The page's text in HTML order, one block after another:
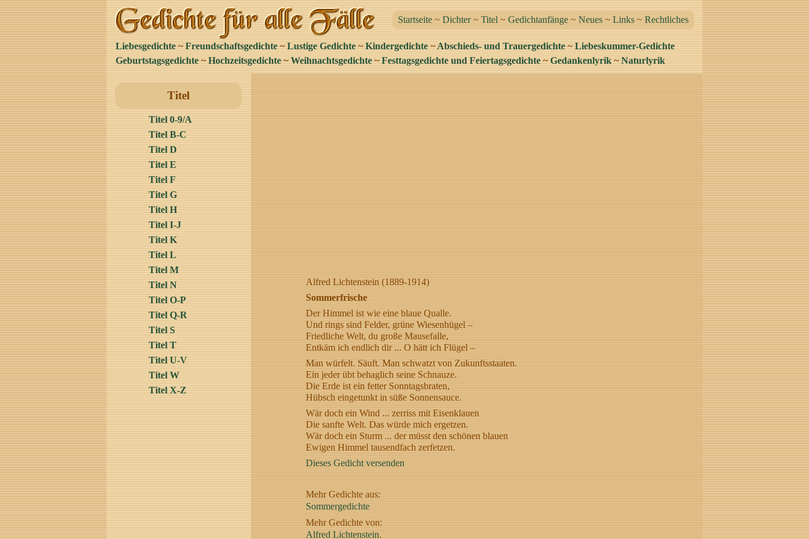
Startseite ~ Dichter~ Titel ~ Gedichtanfänge ~ Neues ~ Links ~ Rechtliches
Liebesgedichte ~ Freundschaftsgedichte ~ Lustige Gedichte ~ Kindergedichte ~ Abschieds- und Trauergedichte ~ Liebeskummer-Gedichte
Geburtstagsgedichte ~ Hochzeitsgedichte ~ Weihnachtsgedichte ~ Festtagsgedichte und Feiertagsgedichte ~ Gedankenlyrik ~ Naturlyrik
Alfred Lichtenstein (1889-1914)
Sommerfrische
Der Himmel ist wie eine blaue Qualle.
Und rings sind Felder, grüne Wiesenhügel –
Friedliche Welt, du große Mausefalle,
Entkäm ich endlich dir ... O hätt ich Flügel –
Man würfelt. Säuft. Man schwatzt von Zukunftsstaaten.
Ein jeder übt behaglich seine Schnauze.
Die Erde ist ein fetter Sonntagsbraten,
Hübsch eingetunkt in süße Sonnensauce.
Wär doch ein Wind ... zerriss mit Eisenklauen
Die sanfte Welt. Das würde mich ergetzen.
Wär doch ein Sturm ... der müsst den schönen blauen
Ewigen Himmel tausendfach zerfetzen.
Dieses Gedicht versenden
Mehr Gedichte aus:
Sommergedichte
Mehr Gedichte von:
Alfred Lichtenstein.
Titel
Titel 0-9/A
Titel B-C
Titel D
Titel E
Titel F
Titel G
Titel H
Titel I-J
Titel K
Titel L
Titel M
Titel N
Titel O-P
Titel Q-R
Titel S
Titel T
Titel U-V
Titel W
Titel X-Z